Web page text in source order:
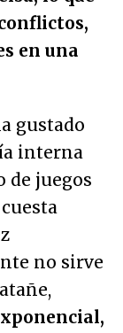
en una
gustado
interna
de juegos
no sirve